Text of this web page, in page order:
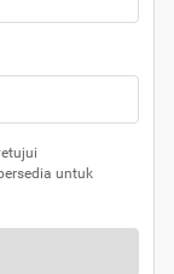
untuk